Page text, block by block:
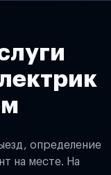
определение
на месте. На